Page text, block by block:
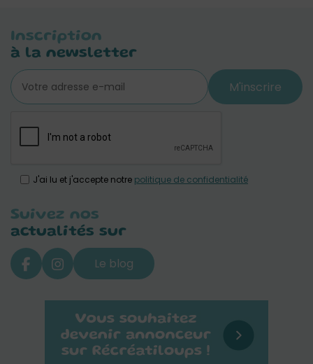
Inscription
à la newsletter
M'inscrire
J'ai lu et j'accepte notre politique de confidentialité
Suivez nos
actualités sur
Le blog